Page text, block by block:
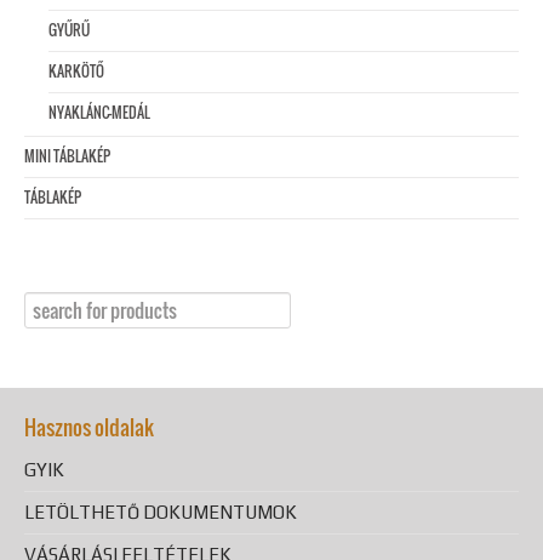
GYŰRŰ
KARKÖTŐ
NYAKLÁNC-MEDÁL
MINI TÁBLAKÉP
TÁBLAKÉP
Hasznos oldalak
GYIK
LETÖLTHETŐ DOKUMENTUMOK
VÁSÁRLÁSI FELTÉTELEK